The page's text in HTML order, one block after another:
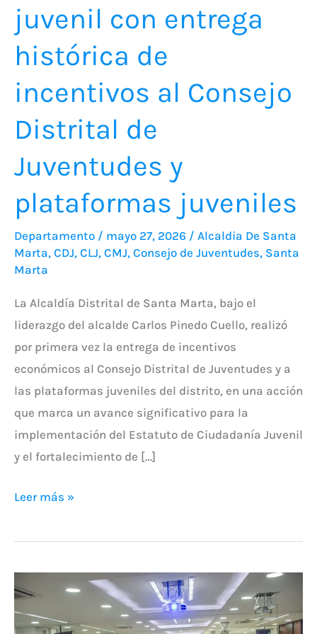
juvenil con entrega
histórica de
incentivos al Consejo
Distrital de
Juventudes y
plataformas juveniles
Departamento / mayo 27, 2026 / Alcaldia De Santa
Marta, CDJ, CLJ, CMJ, Consejo de Juventudes, Santa
Marta
La Alcaldía Distrital de Santa Marta, bajo el
liderazgo del alcalde Carlos Pinedo Cuello, realizó
por primera vez la entrega de incentivos
económicos al Consejo Distrital de Juventudes y a
las plataformas juveniles del distrito, en una acción
que marca un avance significativo para la
implementación del Estatuto de Ciudadanía Juvenil
y el fortalecimiento de […]
Distrital
de
Juventudes
plataformas
juveniles
Leer más »
Joven
Celebra